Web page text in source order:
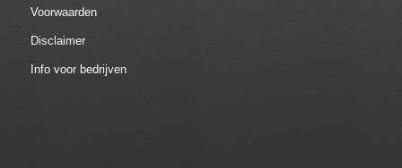
Voorwaarden
Disclaimer
Info voor bedrijven